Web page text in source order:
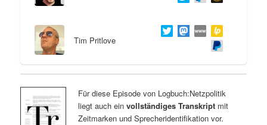
Tim Pritlove
Für diese Episode von Logbuch:Netzpolitik
liegt auch ein vollständiges Transkriptmit
Zeitmarken und Sprecheridentifikation vor.